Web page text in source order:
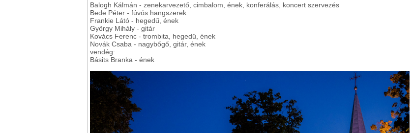
Balogh Kálmán - zenekarvezető, cimbalom, ének, konferálás, koncert szervezés
Bede Péter - fúvós hangszerek
Frankie Látó - hegedű, ének
György Mihály - gitár
Kovács Ferenc - trombita, hegedű, ének
Novák Csaba - nagybőgő, gitár, ének
vendég:
Básits Branka - ének